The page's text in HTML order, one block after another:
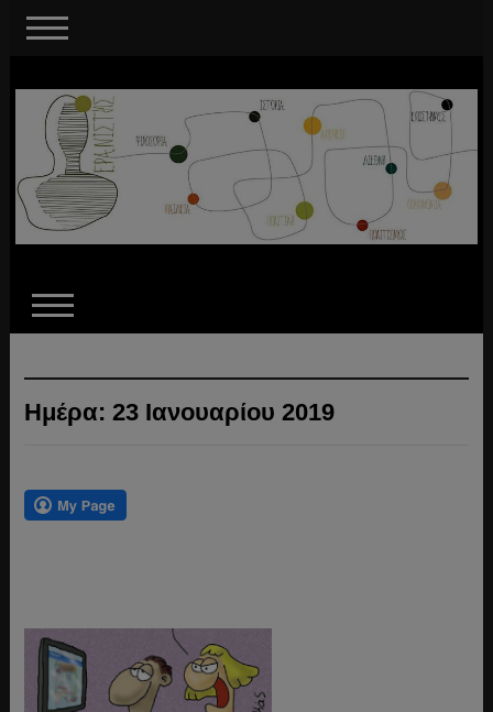
Ημέρα: 23 Ιανουαρίου 2019